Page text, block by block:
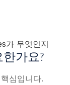
가 무엇인지
한가요?
심입니다.